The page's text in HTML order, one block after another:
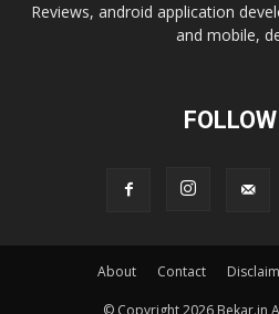
Reviews, android application
and mobile,
About Contact
© Copyright 2026 Bekar.in